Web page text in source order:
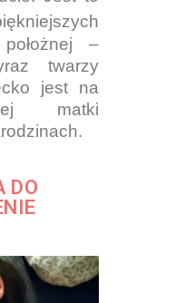
–
twarzy
jest na
matki
DO